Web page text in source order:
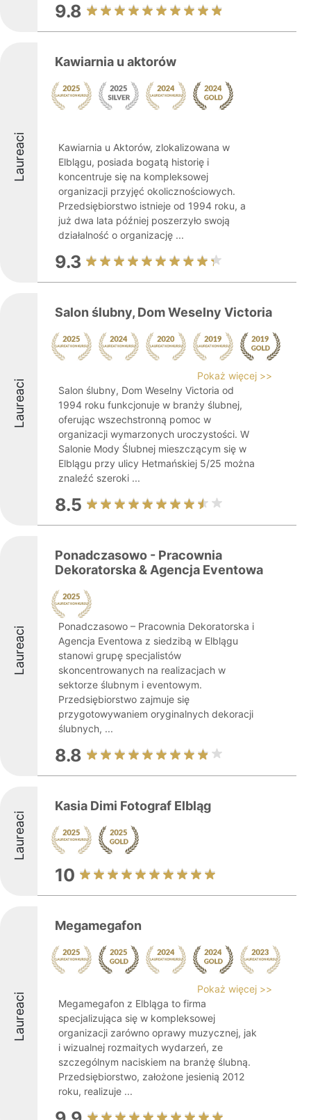
9.8
Laureaci
Kawiarnia u aktorów
Kawiarnia u Aktorów, zlokalizowana w
Elblągu, posiada bogatą historię i
koncentruje się na kompleksowej
organizacji przyjęć okolicznościowych.
Przedsiębiorstwo istnieje od 1994 roku, a
już dwa lata później poszerzyło swoją
działalność o organizację ...
9.3
Laureaci
Salon ślubny, Dom Weselny Victoria
Pokaż więcej >>
Salon ślubny, Dom Weselny Victoria od
1994 roku funkcjonuje w branży ślubnej,
oferując wszechstronną pomoc w
organizacji wymarzonych uroczystości. W
Salonie Mody Ślubnej mieszczącym się w
Elblągu przy ulicy Hetmańskiej 5/25 można
znaleźć szeroki ...
8.5
Laureaci
Ponadczasowo - Pracownia
Dekoratorska & Agencja Eventowa
Ponadczasowo – Pracownia Dekoratorska i
Agencja Eventowa z siedzibą w Elblągu
stanowi grupę specjalistów
skoncentrowanych na realizacjach w
sektorze ślubnym i eventowym.
Przedsiębiorstwo zajmuje się
przygotowywaniem oryginalnych dekoracji
ślubnych, ...
8.8
Laureaci
Kasia Dimi Fotograf Elbląg
10
Laureaci
Megamegafon
Pokaż więcej >>
Megamegafon z Elbląga to firma
specjalizująca się w kompleksowej
organizacji zarówno oprawy muzycznej, jak
i wizualnej rozmaitych wydarzeń, ze
szczególnym naciskiem na branżę ślubną.
Przedsiębiorstwo, założone jesienią 2012
roku, realizuje ...